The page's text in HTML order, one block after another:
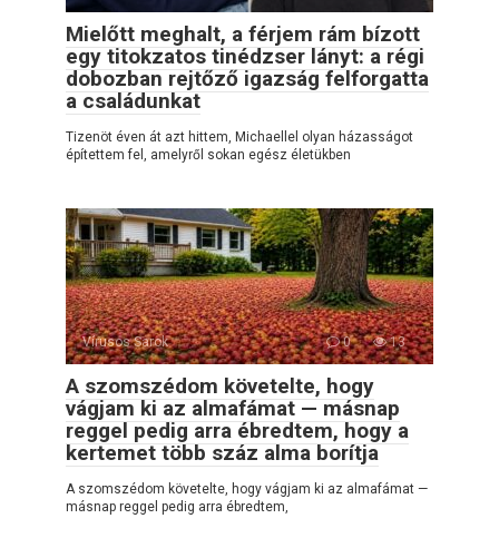
Mielőtt meghalt, a férjem rám bízott
egy titokzatos tinédzser lányt: a régi
dobozban rejtőző igazság felforgatta
a családunkat
Tizenöt éven át azt hittem, Michaellel olyan házasságot
építettem fel, amelyről sokan egész életükben
Vírusos Sarok 0 13
A szomszédom követelte, hogy
vágjam ki az almafámat — másnap
reggel pedig arra ébredtem, hogy a
kertemet több száz alma borítja
A szomszédom követelte, hogy vágjam ki az almafámat —
másnap reggel pedig arra ébredtem,